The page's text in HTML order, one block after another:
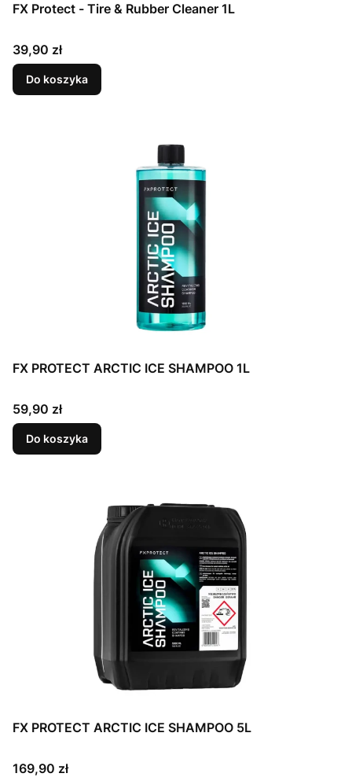
FX Protect - Tire & Rubber Cleaner 1L
Cena
39,90 zł
Do koszyka
FX PROTECT ARCTIC ICE SHAMPOO 1L
Cena
59,90 zł
Do koszyka
FX PROTECT ARCTIC ICE SHAMPOO 5L
Cena
169,90 zł